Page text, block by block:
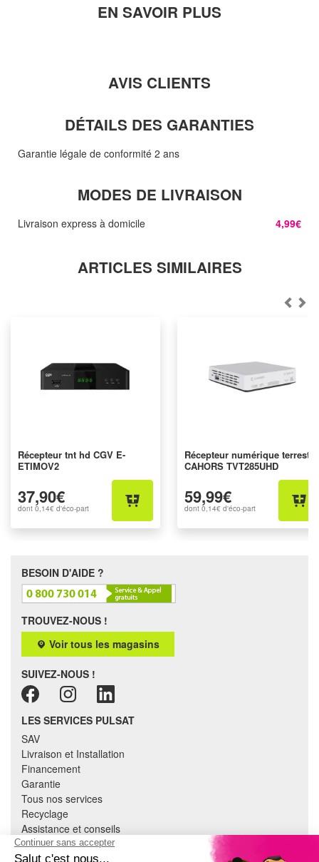
EN SAVOIR PLUS
AVIS CLIENTS
DÉTAILS DES GARANTIES
Garantie légale de conformité 2 ans
MODES DE LIVRAISON
Livraison express à domicile 4,99€
ARTICLES SIMILAIRES
Récepteur tnt hd CGV E-
ETIMOV2
37,90€
dont 0,14€ d'éco-part
Récepteur numérique terrestre
CAHORS TVT285UHD
59,99€
dont 0,14€ d'éco-part
BESOIN D'AIDE ?
TROUVEZ-NOUS !
Voir tous les magasins
SUIVEZ-NOUS !
LES SERVICES PULSAT
SAV
Livraison et Installation
Financement
Garantie
Tous nos services
Recyclage
Assistance et conseils
Cuisine équipée
Literie